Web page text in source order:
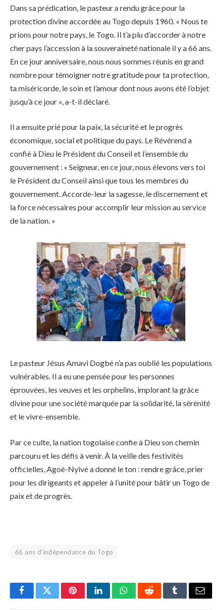
Dans sa prédication, le pasteur a rendu grâce pour la
protection divine accordée au Togo depuis 1960. « Nous te
prions pour notre pays, le Togo. Il t’a plu d’accorder à notre
cher pays l’accession à la souveraineté nationale il y a 66 ans.
En ce jour anniversaire, nous nous sommes réunis en grand
nombre pour témoigner notre gratitude pour ta protection,
ta miséricorde, le soin et l’amour dont nous avons été l’objet
jusqu’à ce jour », a-t-il déclaré.
Il a ensuite prié pour la paix, la sécurité et le progrès
économique, social et politique du pays. Le Révérend a
confié à Dieu le Président du Conseil et l’ensemble du
gouvernement : « Seigneur, en ce jour, nous élevons vers toi
le Président du Conseil ainsi que tous les membres du
gouvernement. Accorde-leur la sagesse, le discernement et
la force nécessaires pour accomplir leur mission au service
de la nation. »
Le pasteur Jésus Amavi Dogbé n’a pas oublié les populations
vulnérables. Il a eu une pensée pour les personnes
éprouvées, les veuves et les orphelins, implorant la grâce
divine pour une société marquée par la solidarité, la sérénité
et le vivre-ensemble.
Par ce culte, la nation togolaise confie à Dieu son chemin
parcouru et les défis à venir. À la veille des festivités
officielles, Agoè-Nyivé a donné le ton : rendre grâce, prier
pour les dirigeants et appeler à l’unité pour bâtir un Togo de
paix et de progrès.
66 ans d'indépendance du Togo
FacebookTwitterPinterestLinkedInWhatsAppRedditTumblrEmail